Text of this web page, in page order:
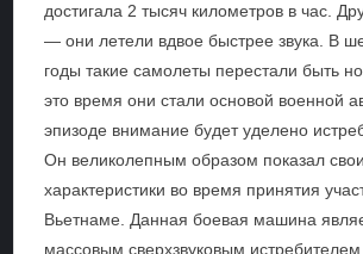
достигала 2 тысяч километров в час.
— они летели вдвое быстрее звука. В
годы такие самолеты перестали быть
это время они стали основой военной
эпизоде внимание будет уделено
Он великолепным образом показал свои
характеристики во время принятия
Вьетнаме. Данная боевая машина
массовым сверхзвуковым истребителем